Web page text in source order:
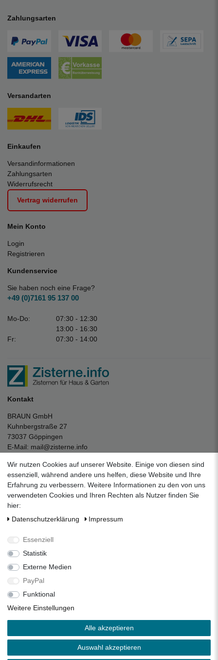
Zahlungsarten
Versandarten
Einkaufen
Versandinformationen
Zahlungsarten
Widerrufsrecht
Vertrag widerrufen
Mein Konto
Login
Registrieren
Kundenservice
Sie haben noch eine Frage?
+49 (0)7161 95 137 00
Mo-Do:
07:30 - 12:30
13:00 - 16:30
Fr:
07:30 - 14:00
Kontakt
BRAUN GmbH
Kuhnbergstraße 27
73037 Göppingen
E-Mail: mail@zisterne.info
Unternehmen
Datenschutzerklärung
Impressum
Über uns
Folgen Sie uns auf Social Media
Alle Preise inkl. 19% Mehrwertsteuer.
* Die verkauften Stückzahlen beziehen sich auf die Verkäufe
in unseren Shops und Marktplätzen.
** Der kostenlose Versand erfolgt ausschließlich innerhalb
des deutschen Festlandes ohne Inseln.
Wir nutzen Cookies auf unserer Website. Einige von diesen sind
essenziell, während andere uns helfen, diese Website und Ihre
Erfahrung zu verbessern. Weitere Informationen zu den von uns
verwendeten Cookies und Ihren Rechten als Nutzer finden Sie
hier:
Daten­schutz­erklärung
Impressum
Essenziell
Statistik
Externe Medien
PayPal
Funktional
Weitere Einstellungen
Alle akzeptieren
Auswahl akzeptieren